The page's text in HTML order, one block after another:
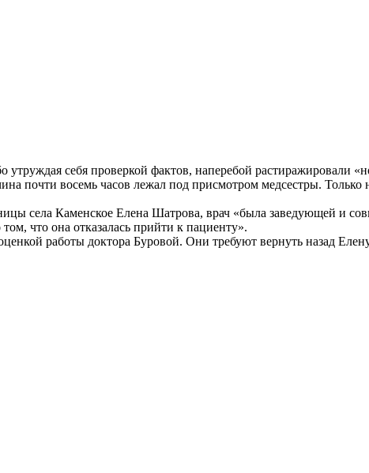
себя проверкой фактов, наперебой растиражировали
почти восемь часов лежал под присмотром медсестры.
села Каменское Елена Шатрова, врач «была заведующей и
что она отказалась прийти к пациенту».
работы доктора Буровой. Они требуют вернуть назад